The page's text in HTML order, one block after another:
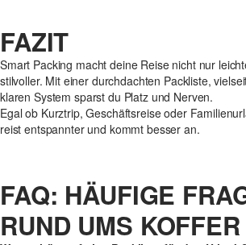
FAZIT
Smart Packing macht deine Reise nicht nur
stilvoller. Mit einer durchdachten Packliste,
klaren System sparst du Platz und Nerven.
Egal ob Kurztrip, Geschäftsreise oder
reist entspannter und kommt besser an.
FAQ: HÄUFIGE
RUND UMS